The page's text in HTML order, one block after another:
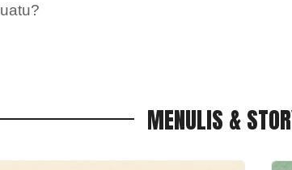
MENULIS &